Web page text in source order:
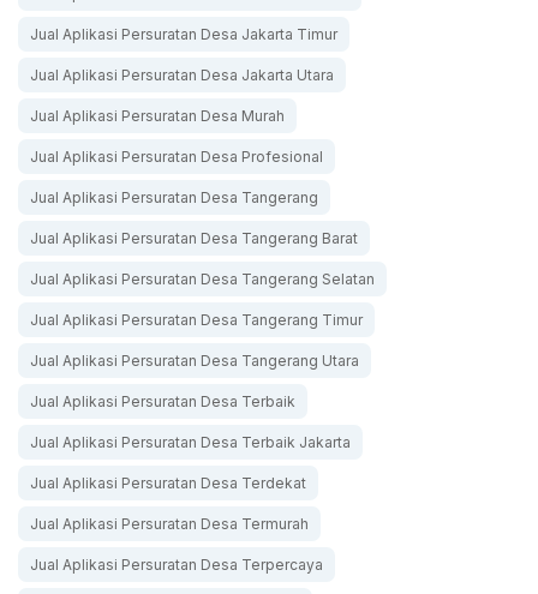
Jual Aplikasi Persuratan Desa Jakarta Timur
Jual Aplikasi Persuratan Desa Jakarta Utara
Jual Aplikasi Persuratan Desa Murah
Jual Aplikasi Persuratan Desa Profesional
Jual Aplikasi Persuratan Desa Tangerang
Jual Aplikasi Persuratan Desa Tangerang Barat
Jual Aplikasi Persuratan Desa Tangerang Selatan
Jual Aplikasi Persuratan Desa Tangerang Timur
Jual Aplikasi Persuratan Desa Tangerang Utara
Jual Aplikasi Persuratan Desa Terbaik
Jual Aplikasi Persuratan Desa Terbaik Jakarta
Jual Aplikasi Persuratan Desa Terdekat
Jual Aplikasi Persuratan Desa Termurah
Jual Aplikasi Persuratan Desa Terpercaya